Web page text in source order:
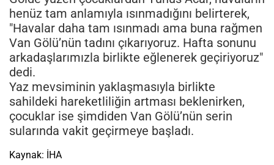
henüz tam anlamıyla ısınmadığını belirterek,
"Havalar daha tam ısınmadı ama buna rağmen
Van Gölü’nün tadını çıkarıyoruz. Hafta sonunu
arkadaşlarımızla birlikte eğlenerek geçiriyoruz"
dedi.
Yaz mevsiminin yaklaşmasıyla birlikte
sahildeki hareketliliğin artması beklenirken,
çocuklar ise şimdiden Van Gölü’nün serin
sularında vakit geçirmeye başladı.
Kaynak: İHA